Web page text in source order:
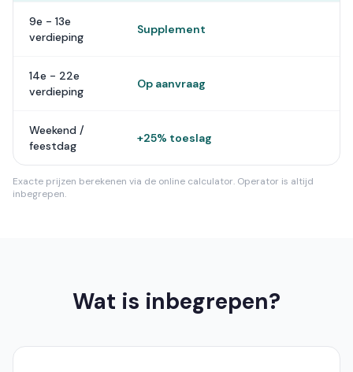
9e - 13e
verdieping
Supplement
14e - 22e
verdieping
Op aanvraag
Weekend /
feestdag
+25% toeslag
Exacte prijzen berekenen via de online calculator. Operator is altijd
inbegrepen.
Wat is inbegrepen?